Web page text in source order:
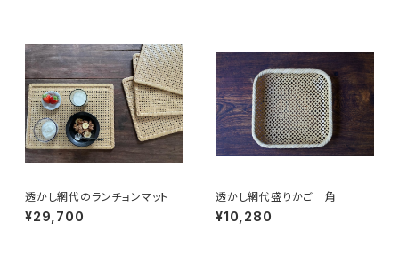
透かし網代のランチョンマット
¥29,700
透かし網代盛りかご 角
¥10,280